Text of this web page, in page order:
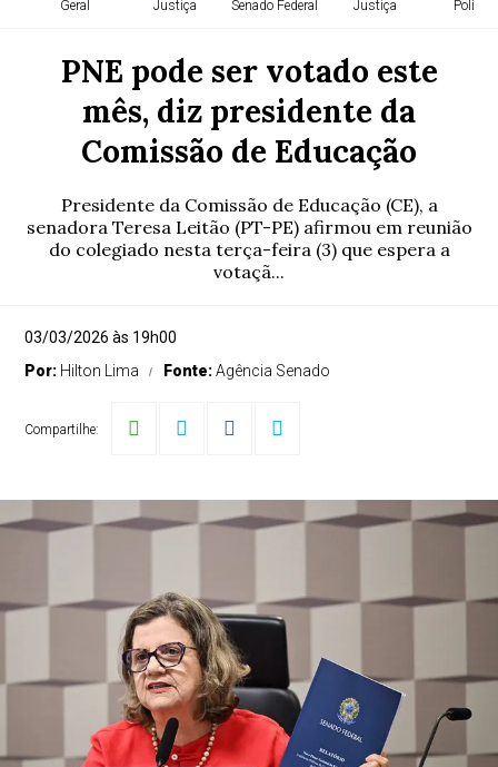
Geral Justiça Senado Federal Justiça Política
PNE pode ser votado este
mês, diz presidente da
Comissão de Educação
Presidente da Comissão de Educação (CE), a
senadora Teresa Leitão (PT-PE) afirmou em reunião
do colegiado nesta terça-feira (3) que espera a
votaçã...
03/03/2026 às 19h00
Por: Hilton Lima Fonte:Agência Senado
Compartilhe: